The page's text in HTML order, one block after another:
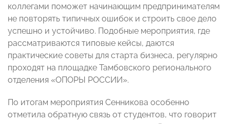
коллегами поможет начинающим предпринимателям
не повторять типичных ошибок и строить свое дело
успешно и устойчиво. Подобные мероприятия, где
рассматриваются типовые кейсы, даются
практические советы для старта бизнеса, регулярно
проходят на площадке Тамбовского регионального
отделения «ОПОРЫ РОССИИ».
По итогам мероприятия Сенникова особенно
отметила обратную связь от студентов, что говорит